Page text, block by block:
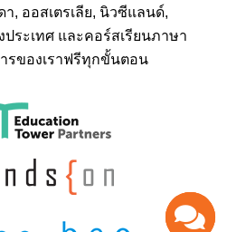
, ออสเตรเลีย, นิวซีแลนด์,
ประเทศ และคอร์สเรียนภาษา
รของเราฟรีทุกขั้นตอน